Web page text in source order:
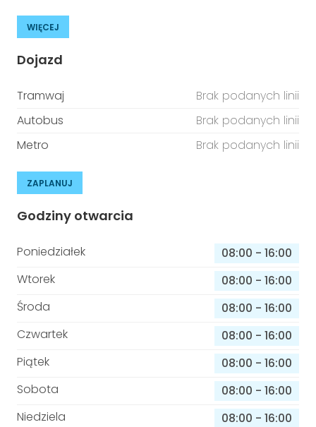
WIĘCEJ
Dojazd
Tramwaj
Brak podanych linii
Autobus
Brak podanych linii
Metro
Brak podanych linii
ZAPLANUJ
Godziny otwarcia
Poniedziałek 08:00 - 16:00
Wtorek
08:00 - 16:00
Środa
08:00 - 16:00
Czwartek
08:00 - 16:00
Piątek
08:00 - 16:00
Sobota
08:00 - 16:00
Niedziela
08:00 - 16:00